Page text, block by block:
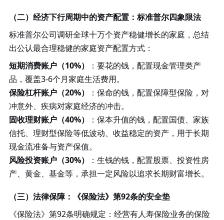
（二）经济下行周期中的资产配置：标准普尔四象限法
标准普尔公司调研全球十万个资产稳健增长的家庭，总结
出公认最合理稳健的家庭资产配置方式：
短期消费账户（10%）
：要花的钱，配置现金管理类产
品，覆盖3-6个月家庭生活费用。
保险杠杆账户（20%）
：保命的钱，配置保障型保险，对
冲意外、疾病对家庭经济的冲击。
固收理财账户（40%）
：保本升值的钱，配置国债、家族
信托、理财型保险等低波动、收益稳定的资产，用于长期
现金流准备与资产保值。
风险投资账户（30%）
：生钱的钱，配置股票、投资性房
产、黄金、基金等，承担一定风险以追求长期财富增长。
（三）法律保障：《保险法》第92条的安全垫
《保险法》第92条明确规定：经营有人寿保险业务的保险